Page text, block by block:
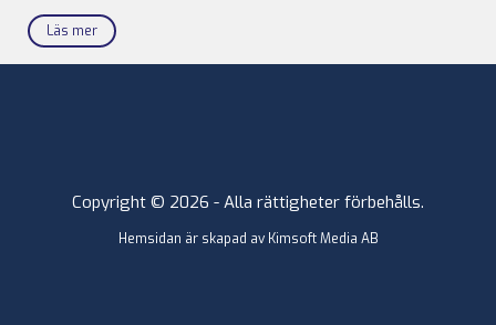
Läs mer
Copyright © 2026 - Alla rättigheter förbehålls.
Hemsidan är skapad av Kimsoft Media AB